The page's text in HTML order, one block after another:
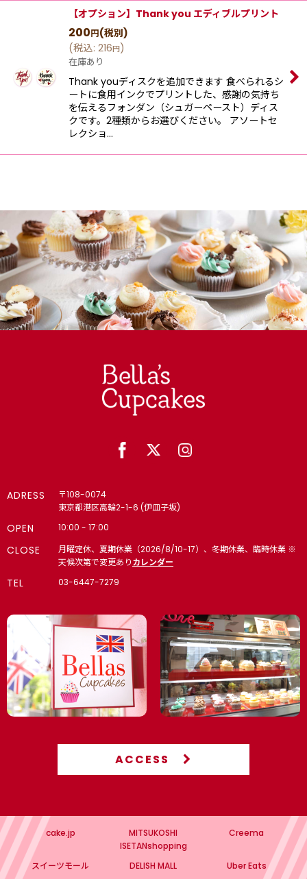
【オプション】Thank you エディブルプリント
200円(税別)
(税込: 216円)
在庫あり
Thank youディスクを追加できます 食べられるシ
ートに食用インクでプリントした、感謝の気持ち
を伝えるフォンダン（シュガーペースト）ディス
クです。2種類からお選びください。 アソートセ
レクショ…
ADRESS
〒108-0074
東京都港区高輪2-1-6 (伊皿子坂)
OPEN 10:00 - 17:00
CLOSE
月曜定休、夏期休業（2026/8/10-17）、冬期休業、臨時休業 ※
天候次第で変更ありカレンダー
TEL 03-6447-7279
ACCESS
cake.jp
MITSUKOSHI
ISETANshopping
Creema
スイーツモール DELISH MALL
Uber Eats